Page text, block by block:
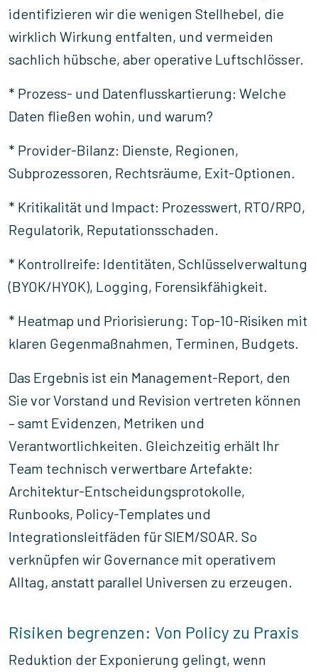
identifizieren wir die wenigen Stellhebel, die
wirklich Wirkung entfalten, und vermeiden
sachlich hübsche, aber operative Luftschlösser.
* Prozess- und Datenflusskartierung: Welche
Daten fließen wohin, und warum?
* Provider-Bilanz: Dienste, Regionen,
Subprozessoren, Rechtsräume, Exit-Optionen.
* Kritikalität und Impact: Prozesswert, RTO/RPO,
Regulatorik, Reputationsschaden.
* Kontrollreife: Identitäten, Schlüsselverwaltung
(BYOK/HYOK), Logging, Forensikfähigkeit.
* Heatmap und Priorisierung: Top-10-Risiken mit
klaren Gegenmaßnahmen, Terminen, Budgets.
Das Ergebnis ist ein Management-Report, den
Sie vor Vorstand und Revision vertreten können
– samt Evidenzen, Metriken und
Verantwortlichkeiten. Gleichzeitig erhält Ihr
Team technisch verwertbare Artefakte:
Architektur-Entscheidungsprotokolle,
Runbooks, Policy-Templates und
Integrationsleitfäden für SIEM/SOAR. So
verknüpfen wir Governance mit operativem
Alltag, anstatt parallel Universen zu erzeugen.
Risiken begrenzen: Von Policy zu Praxis
Reduktion der Exponierung gelingt, wenn